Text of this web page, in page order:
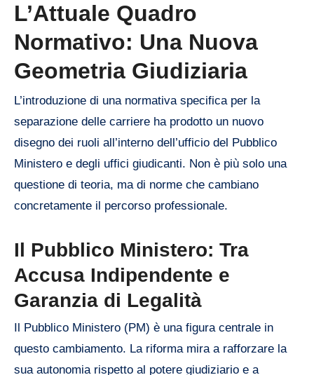
L’Attuale Quadro
Normativo: Una Nuova
Geometria Giudiziaria
L’introduzione di una normativa specifica per la
separazione delle carriere ha prodotto un nuovo
disegno dei ruoli all’interno dell’ufficio del Pubblico
Ministero e degli uffici giudicanti. Non è più solo una
questione di teoria, ma di norme che cambiano
concretamente il percorso professionale.
Il Pubblico Ministero: Tra
Accusa Indipendente e
Garanzia di Legalità
Il Pubblico Ministero (PM) è una figura centrale in
questo cambiamento. La riforma mira a rafforzare la
sua autonomia rispetto al potere giudiziario e a